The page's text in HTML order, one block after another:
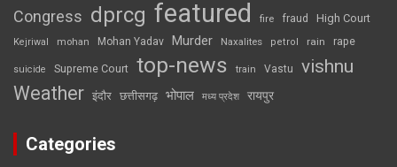
Congress dprcg featured fire fraud High Court
Kejriwal mohan Mohan Yadav Murder Naxalites petrol rain rape
suicide Supreme Court top-news train Vastu vishnu
Weather इंदौर छत्तीसगढ़ भोपाल मध्य प्रदेश रायपुर
Categories